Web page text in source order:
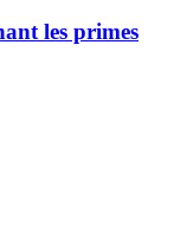
les primes